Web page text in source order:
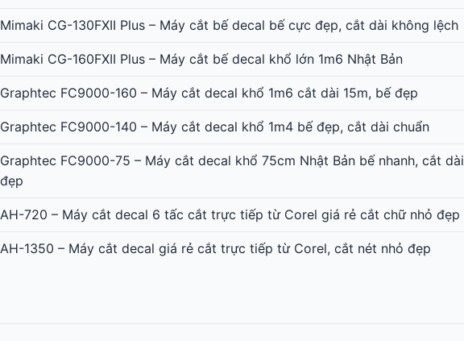
Mimaki CG-130FXII Plus – Máy cắt bế decal bế cực đẹp, cắt dài không lệch
Mimaki CG-160FXII Plus – Máy cắt bế decal khổ lớn 1m6 Nhật Bản
Graphtec FC9000-160 – Máy cắt decal khổ 1m6 cắt dài 15m, bế đẹp
Graphtec FC9000-140 – Máy cắt decal khổ 1m4 bế đẹp, cắt dài chuẩn
Graphtec FC9000-75 – Máy cắt decal khổ 75cm Nhật Bản bế nhanh, cắt dài
đẹp
AH-720 – Máy cắt decal 6 tấc cắt trực tiếp từ Corel giá rẻ cắt chữ nhỏ đẹp
AH-1350 – Máy cắt decal giá rẻ cắt trực tiếp từ Corel, cắt nét nhỏ đẹp